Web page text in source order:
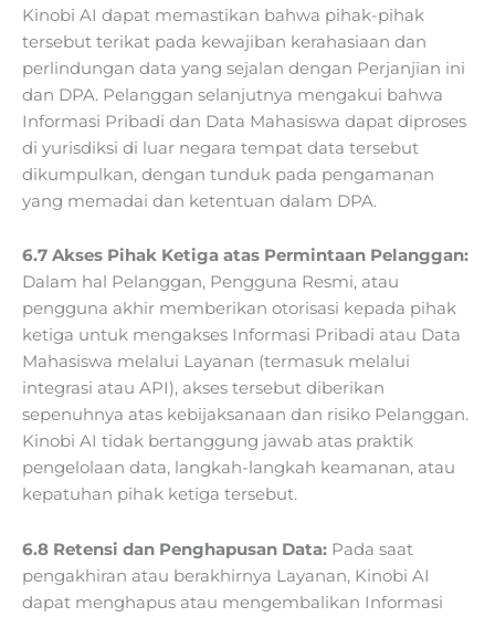
Kinobi AI dapat memastikan bahwa pihak-pihak
tersebut terikat pada kewajiban kerahasiaan dan
perlindungan data yang sejalan dengan Perjanjian ini
dan DPA. Pelanggan selanjutnya mengakui bahwa
Informasi Pribadi dan Data Mahasiswa dapat diproses
di yurisdiksi di luar negara tempat data tersebut
dikumpulkan, dengan tunduk pada pengamanan
yang memadai dan ketentuan dalam DPA.
6.7 Akses Pihak Ketiga atas Permintaan Pelanggan:
Dalam hal Pelanggan, Pengguna Resmi, atau
pengguna akhir memberikan otorisasi kepada pihak
ketiga untuk mengakses Informasi Pribadi atau Data
Mahasiswa melalui Layanan (termasuk melalui
integrasi atau API), akses tersebut diberikan
sepenuhnya atas kebijaksanaan dan risiko Pelanggan.
Kinobi AI tidak bertanggung jawab atas praktik
pengelolaan data, langkah-langkah keamanan, atau
kepatuhan pihak ketiga tersebut.
6.8 Retensi dan Penghapusan Data: Pada saat
pengakhiran atau berakhirnya Layanan, Kinobi AI
dapat menghapus atau mengembalikan Informasi